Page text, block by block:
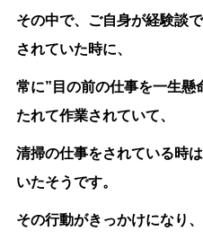
その中で、ご自身が経験談
されていた時に、
常に”目の前の仕事を一生懸
たれて作業されていて、
清掃の仕事をされている時
いたそうです。
その行動がきっかけになり